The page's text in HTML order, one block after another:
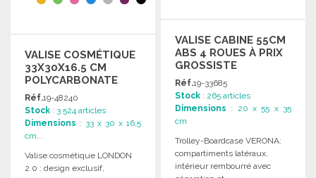
VALISE COSMÉTIQUE
33X30X16.5 CM
POLYCARBONATE
Réf.19-48240
Stock : 3 524 articles
Dimensions : 33 x 30 x 16,5
cm...
Valise cosmétique LONDON
2.0 : design exclusif,
VALISE CABINE 55CM
ABS 4 ROUES À PRIX
GROSSISTE
Réf.19-33685
Stock : 265 articles
Dimensions : 20 x 55 x 35
cm
Trolley-Boardcase VERONA:
compartiments latéraux,
intérieur rembourré avec